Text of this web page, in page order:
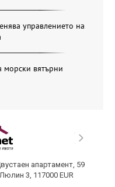
управлението на
морски вятърни
апартамент, 59
3, 117000 EUR